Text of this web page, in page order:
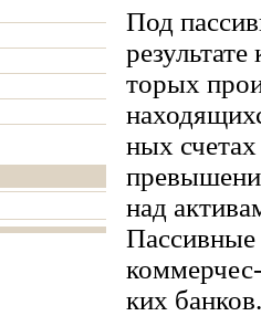
Под
результате
торых
ных
над
Пассивные
коммерчес-
ких